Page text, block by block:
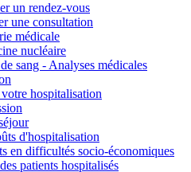
un rendez-vous
une consultation
médicale
nucléaire
sang - Analyses médicales
hospitalisation
d'hospitalisation
en difficultés socio-économiques
patients hospitalisés